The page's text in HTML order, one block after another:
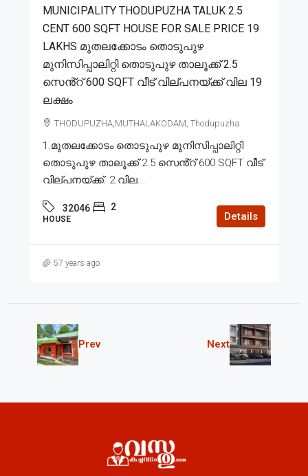
MUNICIPALITY THODUPUZHA TALUK 2.5
CENT 600 SQFT HOUSE FOR SALE PRICE 19
LAKHS മുതലക്കോടം തൊടുപുഴ
മുനിസിപ്പാലിറ്റി തൊടുപുഴ താലൂക്ക് 2.5
സെൻ്റ് 600 SQFT വീട് വില്പനയ്ക്ക് വില 19
ലക്ഷം
THODUPUZHA,MUTHALAKODAM, Thodupuzha
1.മുതലക്കോടം തൊടുപുഴ മുനിസിപ്പാലിറ്റി
തൊടുപുഴ താലൂക്ക് 2.5 സെൻ്റ് 600 SQFT വീട്
വില്പനയ്ക്ക്. 2.വില...
32046 2
HOUSE Details
57 years ago
Prev Next